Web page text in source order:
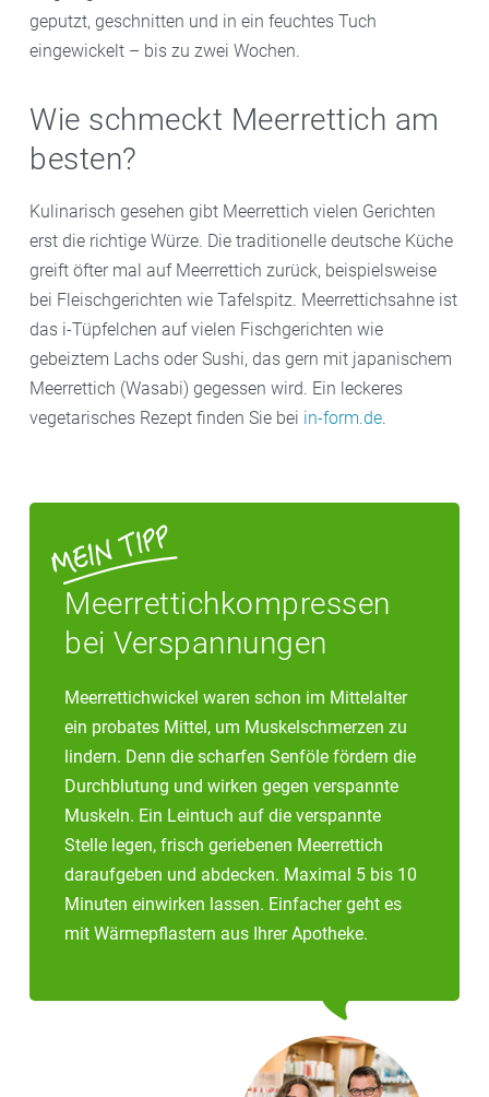
geputzt, geschnitten und in ein feuchtes Tuch
eingewickelt – bis zu zwei Wochen.
Wie schmeckt Meerrettich am
besten?
Kulinarisch gesehen gibt Meerrettich vielen Gerichten
erst die richtige Würze. Die traditionelle deutsche Küche
greift öfter mal auf Meerrettich zurück, beispielsweise
bei Fleischgerichten wie Tafelspitz. Meerrettichsahne ist
das i-Tüpfelchen auf vielen Fischgerichten wie
gebeiztem Lachs oder Sushi, das gern mit japanischem
Meerrettich (Wasabi) gegessen wird. Ein leckeres
vegetarisches Rezept finden Sie bei in-form.de.
Meerrettichkompressen
bei Verspannungen
Meerrettichwickel waren schon im Mittelalter
ein probates Mittel, um Muskelschmerzen zu
lindern. Denn die scharfen Senföle fördern die
Durchblutung und wirken gegen verspannte
Muskeln. Ein Leintuch auf die verspannte
Stelle legen, frisch geriebenen Meerrettich
daraufgeben und abdecken. Maximal 5 bis 10
Minuten einwirken lassen. Einfacher geht es
mit Wärmepflastern aus Ihrer Apotheke.